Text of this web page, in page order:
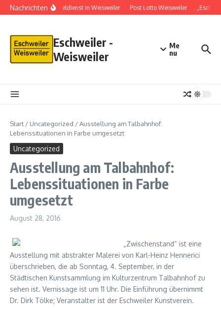
NachrichtenSchlüsseldienst in Weisweiler Post Lotto Weisweiler
Eschweiler -
Weisweiler
Me
nu
Start / Uncategorized /Ausstellung am Talbahnhof:
Lebenssituationen in Farbe umgesetzt
Uncategorized
Ausstellung am Talbahnhof:
Lebenssituationen in Farbe
umgesetzt
August 28, 2016
„Zwischenstand“ ist eine
Ausstellung mit abstrakter Malerei von Karl-Heinz Hennerici
überschrieben, die ab Sonntag, 4. September, in der
Städtischen Kunstsammlung im Kulturzentrum Talbahnhof zu
sehen ist. Vernissage ist um 11 Uhr. Die Einführung übernimmt
Dr. Dirk Tölke; Veranstalter ist der Eschweiler Kunstverein.